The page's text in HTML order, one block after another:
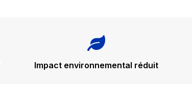
Impact environnemental réduit